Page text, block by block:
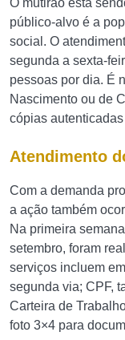
O mutirão está
público-alvo é a
social. O
segunda a sexta-
pessoas por dia. É
Nascimento ou de
cópias
Atendimento
Com a demanda
a ação também
Na primeira
setembro, foram
serviços incluem
segunda via; CPF,
Carteira de
foto 3×4 para